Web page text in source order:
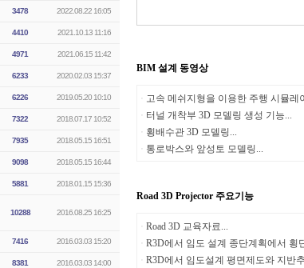
3478 2022.08.22 16:05
4410 2021.10.13 11:16
4971 2021.06.15 11:42
6233 2020.02.03 15:37
6226 2019.05.20 10:10
7322 2018.07.17 10:52
7935 2018.05.15 16:51
9098 2018.05.15 16:44
5881 2018.01.15 15:36
10288 2016.08.25 16:25
7416 2016.03.03 15:20
8381 2016.03.03 14:00
BIM 설계 동영상
ㆍ 고속 메쉬지형을 이용한 주행 시뮬레
ㆍ 터널 개착부 3D 모델링 생성 기능...
ㆍ 횡배수관 3D 모델링...
ㆍ 통로박스와 앞성토 모델링...
Road 3D Projector 주요기능
ㆍ Road 3D 교육자료...
ㆍ R3D에서 임도 설계 종단계획에서 횡
ㆍ R3D에서 임도설계 평면제도와 지반